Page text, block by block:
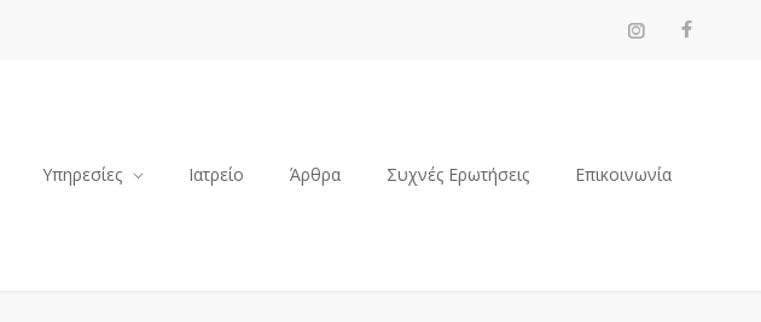
Υπηρεσίες Ιατρείο Άρθρα Συχνές Ερωτήσεις Επικοινωνία